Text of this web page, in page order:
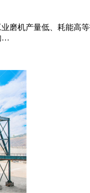
磨机产量低、耗能高
…